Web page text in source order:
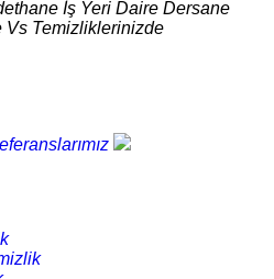
İş Yeri Daire Dersane
Vs Temizliklerinizde